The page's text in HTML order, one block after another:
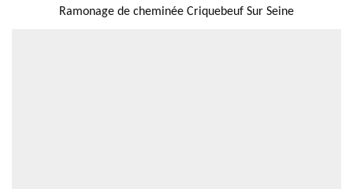
Ramonage de cheminée Criquebeuf Sur Seine